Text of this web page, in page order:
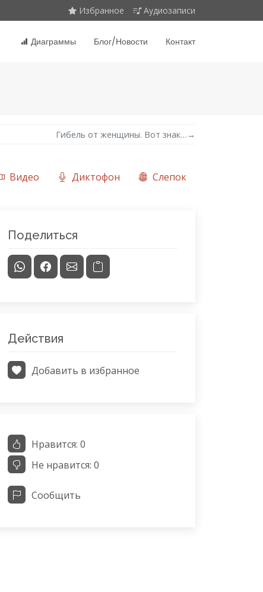
Избранное Аудиозаписи
Диаграммы Блог/Новости Контакт
Гибель от женщины. Вот знак… →
Видео Диктофон Слепок
Поделиться
Действия
Добавить в избранное
Нравится: 0
Не нравится: 0
Сообщить